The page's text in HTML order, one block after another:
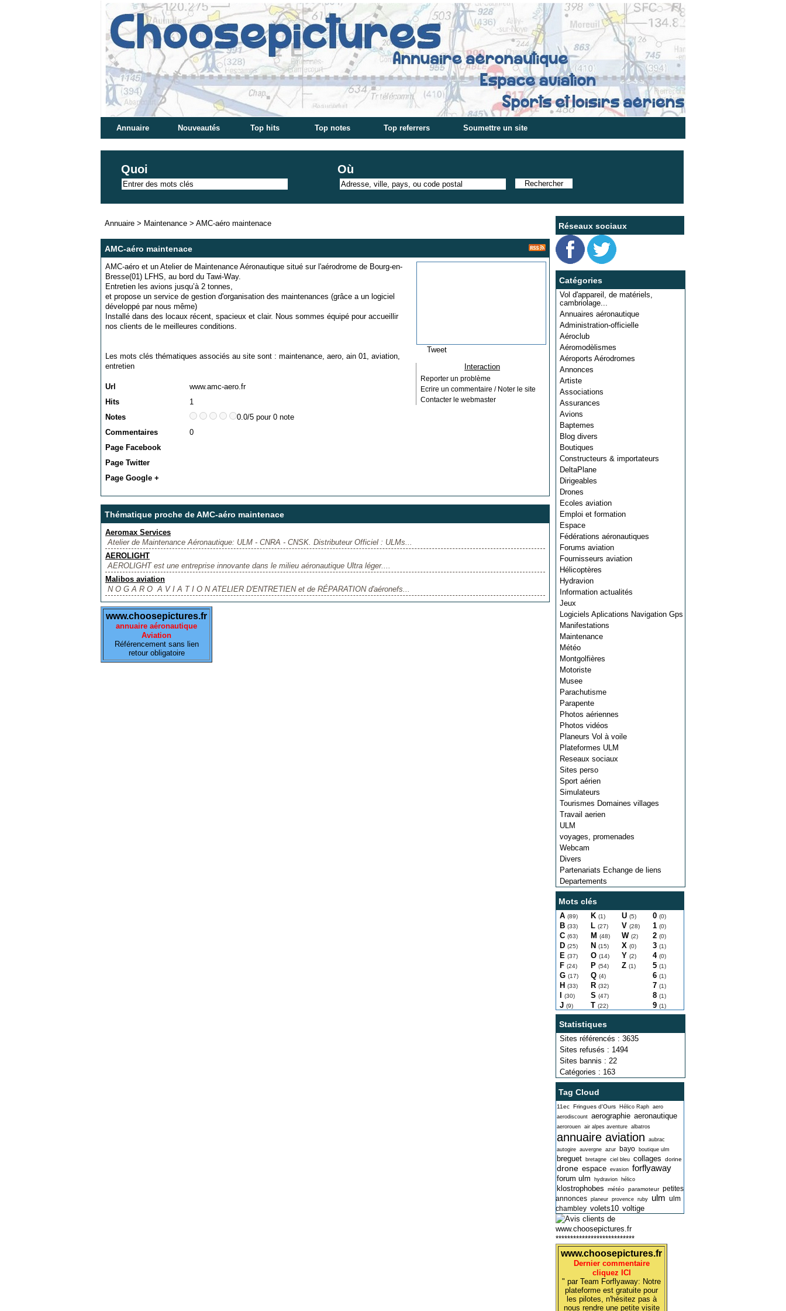
Annuaire Nouveautés Top hits Top notes Top referrers Soumettre un site
Quoi Où
Réseaux sociaux
Catégories
Vol d'appareil, de matériels,
cambriolage...
Annuaires aéronautique
Administration-officielle
Aéroclub
Aéromodèlismes
Aéroports Aérodromes
Annonces
Artiste
Associations
Assurances
Avions
Baptemes
Blog divers
Boutiques
Constructeurs & importateurs
DeltaPlane
Dirigeables
Drones
Ecoles aviation
Emploi et formation
Espace
Fédérations aéronautiques
Forums aviation
Fournisseurs aviation
Hélicoptères
Hydravion
Information actualités
Jeux
Logiciels Aplications Navigation Gps
Manifestations
Maintenance
Météo
Montgolfières
Motoriste
Musee
Parachutisme
Parapente
Photos aériennes
Photos vidéos
Planeurs Vol à voile
Plateformes ULM
Reseaux sociaux
Sites perso
Sport aérien
Simulateurs
Tourismes Domaines villages
Travail aerien
ULM
voyages, promenades
Webcam
Divers
Partenariats Echange de liens
Departements
Mots clés
A (89)
B (33)
C (63)
D (25)
E (37)
F (24)
G (17)
H (33)
(30)
J (9)
K (1)
L (27)
M (48)
N (15)
O (14)
P (54)
Q (4)
R (32)
S (47)
T (22)
U (5)
V (28)
W (2)
X (0)
Y (2)
Z (1)
0 (0)
1 (0)
2 (0)
3 (1)
4 (0)
5 (1)
6 (1)
7 (1)
8 (1)
9 (1)
Statistiques
Sites référencés : 3635
Sites refusés : 1494
Sites bannis : 22
Catégories : 163
Tag Cloud
11ec Fringues d'Ours Hélico Raph aero
aerodiscount aerographie aeronautique
aerorouen air alpes aventure albatros
annuaire aviation
aubrac
autogire auvergne azur bayo boutique ulm
breguet bretagne ciel bleu collages dorine
drone espace evasion forflyaway
forum ulm hydravion hélico
klostrophobes météo paramoteur petites
annonces planeur provence ruby ulm ulm
chambley volets10 voltige
***************************
www.choosepictures.fr
Dernier commentaire
cliquez ICI
" par Team Forflyaway: Notre
plateforme est gratuite pour
les pilotes, n'hésitez pas à
nous rendre une petite visite
Annuaire > Maintenance > AMC-aéro maintenace
AMC-aéro maintenace
AMC-aéro et un Atelier de Maintenance Aéronautique situé sur l'aérodrome de Bourg-en-
Bresse(01) LFHS, au bord du Tawi-Way.
Entretien les avions jusqu’à 2 tonnes,
et propose un service de gestion d'organisation des maintenances (grâce a un logiciel
développé par nous même)
Installé dans des locaux récent, spacieux et clair. Nous sommes équipé pour accueillir
nos clients de le meilleures conditions.
Les mots clés thématiques associés au site sont : maintenance, aero, ain 01, aviation,
entretien
Url
www.amc-aero.fr
Hits
1
Notes
0.0/5 pour 0 note
Commentaires
0
Page Facebook
Page Twitter
Page Google +
Tweet
Interaction
Reporter un problème
Ecrire un commentaire / Noter le site
Contacter le webmaster
Thématique proche de AMC-aéro maintenace
Aeromax Services
Atelier de Maintenance Aéronautique: ULM - CNRA - CNSK. Distributeur Officiel : ULMs...
AEROLIGHT
AEROLIGHT est une entreprise innovante dans le milieu aéronautique Ultra léger....
Malibos aviation
N O G A R O A V I A T I O N ATELIER D'ENTRETIEN et de RÉPARATION d'aéronefs...
www.choosepictures.fr
annuaire aéronautique
Aviation
Référencement sans lien
retour obligatoire